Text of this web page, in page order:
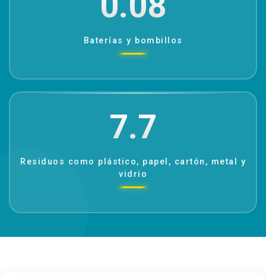
Baterías y bombillos
7.7
Residuos como plástico, papel, cartón, metal y
vidrio